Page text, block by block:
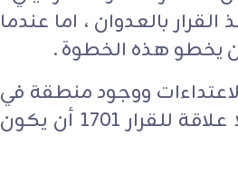
بالعدوان ، اما عندما
يخطو هذه الخطوة .
يتحدث عن وقف الاعتداءات ووجود منطقة في
جنوب الليطاني ليس فيها سلاح ظاهر ، لكن لا علاقة للقرار 1701 أن يكون